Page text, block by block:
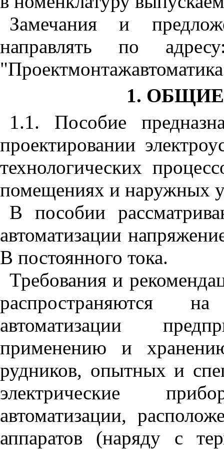
Замечания и
направлять по
1.
1.1. Пособие
проектировании
технологических
помещениях и наружных
В пособии
автоматизации
В постоянного тока.
Требования и
распространяются
автоматизации
применению и
рудников, опытных и
электрические
автоматизации,
аппаратов (наряду с